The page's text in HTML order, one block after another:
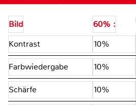
Bild
60% :
Kontrast
10%
Farbwiedergabe 10%
Schärfe 10%